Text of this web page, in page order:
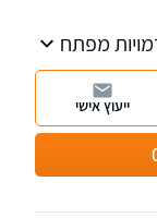
מפתח
קיניין
ייעוץ אישי